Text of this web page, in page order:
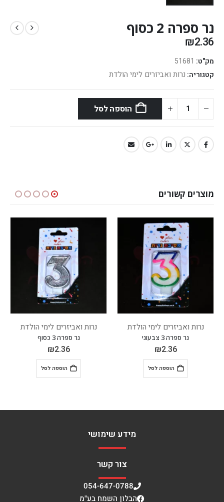
נר ספרה 2 כסוף
₪2.36
מק"ט: 51681
קטגוריה: נרות ואביזרים לימי הולדת
הוספה לסל
מוצרים קשורים
נרות ואביזרים לימי הולדת
נר ספרה 3 כסוף
₪2.36
הוספה לסל
נרות ואביזרים לימי הולדת
נר ספרה 6 צבעוני
₪2.36
הוספה לסל
מידע שימושי
צור קשר
054-647-0788
הבלון השמח בע"מ